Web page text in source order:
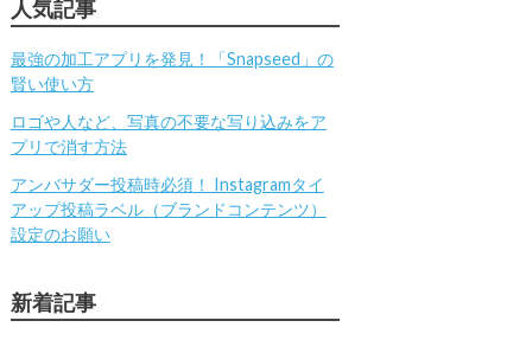
人気記事
最強の加工アプリを発見！「Snapseed」の
賢い使い方
ロゴや人など、写真の不要な写り込みをア
プリで消す方法
アンバサダー投稿時必須！ Instagramタイ
アップ投稿ラベル（ブランドコンテンツ）
設定のお願い
新着記事